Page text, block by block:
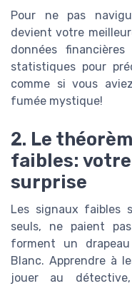
Pour ne pas
devient votre
données
statistiques pour
comme si vous
fumée mystique!
2. Le
faibles:
surprise
Les signaux faibles
seuls, ne paient
forment un
Blanc. Apprendre à
jouer au